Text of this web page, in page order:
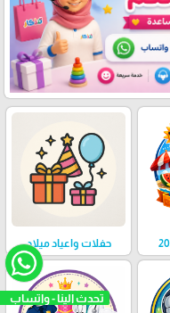
حفلات واعياد ميلاد